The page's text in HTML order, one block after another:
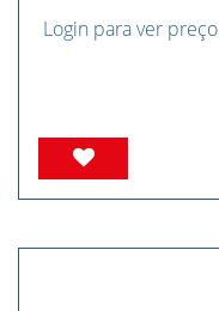
Login para ver preço